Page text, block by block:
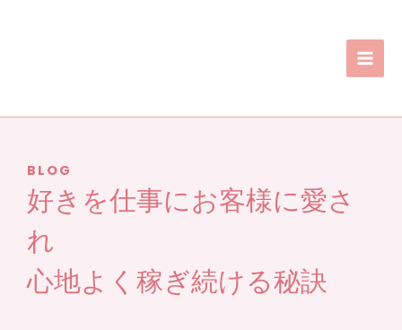
BLOG
好きを仕事にお客様に愛さ
れ
心地よく稼ぎ続ける秘訣
ブ